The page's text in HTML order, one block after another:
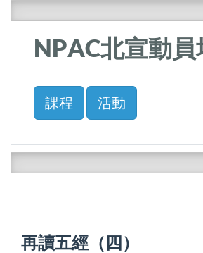
NPAC北宣動員
課程 活動
再讀五經（四）